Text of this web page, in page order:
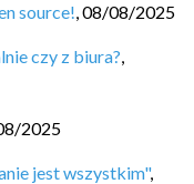
source!,08/08/2025
czy z biura?,
2025
jest wszystkim",